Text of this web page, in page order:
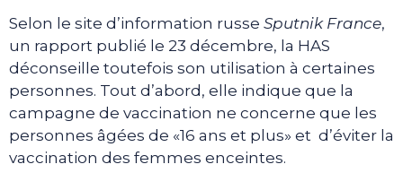
Selon le site d’information russe Sputnik France,
un rapport publié le 23 décembre, la HAS
déconseille toutefois son utilisation à certaines
personnes. Tout d’abord, elle indique que la
campagne de vaccination ne concerne que les
personnes âgées de «16 ans et plus» et d’éviter la
vaccination des femmes enceintes.